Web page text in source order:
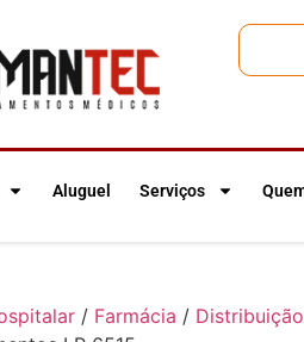
Aluguel Serviços
/ Farmácia / Distribuição